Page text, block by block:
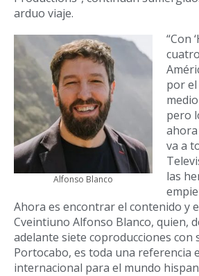
arduo viaje.
Alfonso Blanco
“Con
por el
pero
va a
las
Ahora es encontrar el contenido y
Cveintiuno Alfonso Blanco, quien,
adelante siete coproducciones con
Portocabo, es toda una referencia
internacional para el mundo